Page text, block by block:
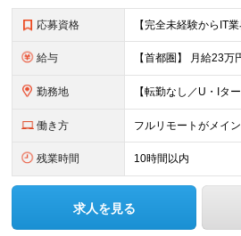
応募資格
給与
勤務地
働き方 フルリモートがメイン
残業時間 10時間以内
求人を見る